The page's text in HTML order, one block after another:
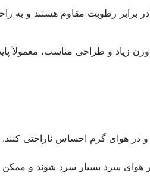
برابر رطوبت مقاوم هستند و به
زیاد و طراحی مناسب، معمولاً
هوای گرم احساس ناراحتی
هوای سرد بسیار سرد شوند و